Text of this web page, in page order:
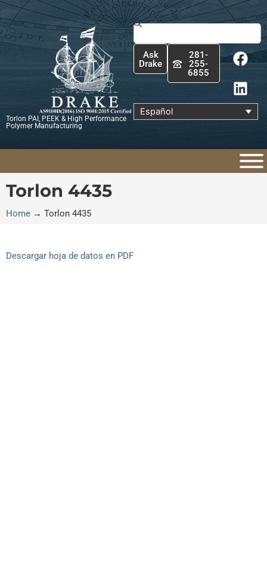
Ir
al
contenido
Torlon PAI, PEEK & High Performance
Polymer Manufacturing
Buscar
Ask
Drake
281-
255-
6855
F
a
c
e
b
o
k
L
i
n
k
e
d
n
Español
Torlon 4435
Home → Torlon 4435
Descargar hoja de datos en PDF